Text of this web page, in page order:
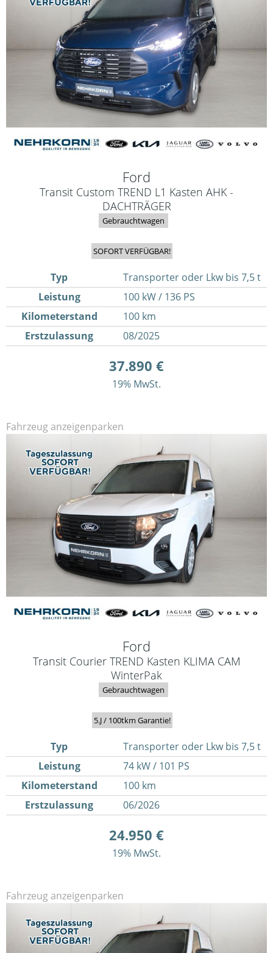
Ford
Transit Custom TREND L1 Kasten AHK -
DACHTRÄGER
Gebrauchtwagen
SOFORT VERFÜGBAR!
Typ
Transporter oder Lkw bis 7,5 t
Leistung
100 kW / 136 PS
Kilometerstand
100 km
Erstzulassung
08/2025
37.890 €
19% MwSt.
Fahrzeug anzeigenparken
Ford
Transit Courier TREND Kasten KLIMA CAM
WinterPak
Gebrauchtwagen
5.J / 100tkm Garantie!
Typ
Transporter oder Lkw bis 7,5 t
Leistung
74 kW / 101 PS
Kilometerstand
100 km
Erstzulassung
06/2026
24.950 €
19% MwSt.
Fahrzeug anzeigenparken